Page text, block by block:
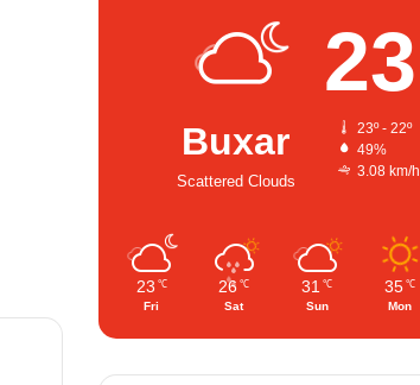
Buxar
Scattered Clouds
23
23º - 22º
49%
3.08 km/h
23 ℃
Fri
26 ℃
Sat
31 ℃
Sun
35 ℃
Mon